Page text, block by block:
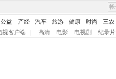
公益 产经 汽车 旅游 健康 时尚 三农
视客户端 高清 电影 电视剧 纪录片